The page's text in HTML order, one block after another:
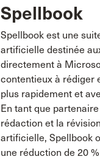
Spellbook
Spellbook est une
artificielle destinée
directement à
contentieux à rédiger
plus rapidement et
En tant que
rédaction et la
artificielle, Spellbook
une réduction de 20